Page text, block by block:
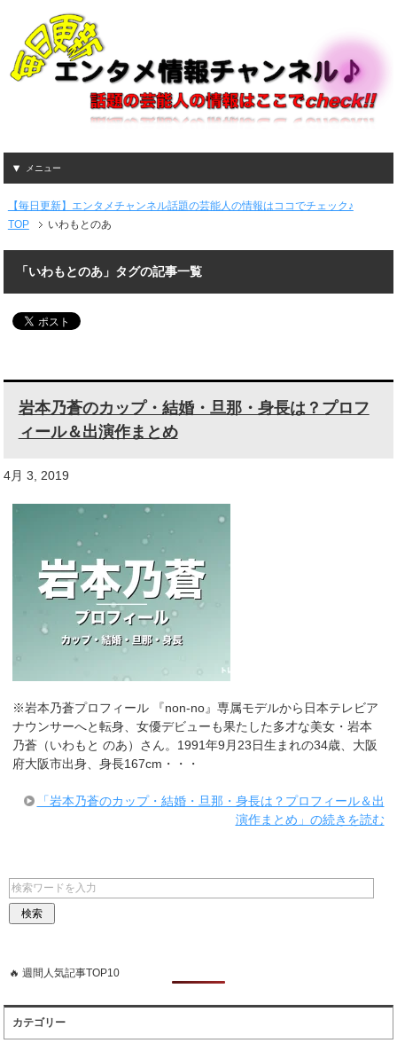
メニュー
【毎日更新】エンタメチャンネル話題の芸能人の情報はココでチェック♪
TOP
いわもとのあ
「いわもとのあ」タグの記事一覧
岩本乃蒼のカップ・結婚・旦那・身長は？プロフ
ィール＆出演作まとめ
4月 3, 2019
※岩本乃蒼プロフィール 『non-no』専属モデルから日本テレビア
ナウンサーへと転身、女優デビューも果たした多才な美女・岩本
乃蒼（いわもと のあ）さん。1991年9月23日生まれの34歳、大阪
府大阪市出身、身長167cm・・・
「岩本乃蒼のカップ・結婚・旦那・身長は？プロフィール＆出
演作まとめ」の続きを読む
🔥 週間人気記事TOP10
カテゴリー